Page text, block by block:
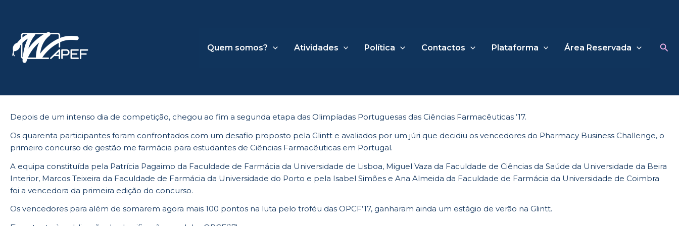
Quem somos?
Atividades Política Contactos Plataforma Área Reservada
Depois de um intenso dia de competição, chegou ao fim a segunda etapa das Olimpíadas Portuguesas das Ciências Farmacêuticas ’17.
Os quarenta participantes foram confrontados com um desafio proposto pela Glintt e avaliados por um júri que decidiu os vencedores do Pharmacy Business Challenge, o
primeiro concurso de gestão me farmácia para estudantes de Ciências Farmacêuticas em Portugal.
A equipa constituída pela Patrícia Pagaimo da Faculdade de Farmácia da Universidade de Lisboa, Miguel Vaza da Faculdade de Ciências da Saúde da Universidade da Beira
Interior, Marcos Teixeira da Faculdade de Farmácia da Universidade do Porto e pela Isabel Simões e Ana Almeida da Faculdade de Farmácia da Universidade de Coimbra
foi a vencedora da primeira edição do concurso.
Os vencedores para além de somarem agora mais 100 pontos na luta pelo troféu das OPCF’17, ganharam ainda um estágio de verão na Glintt.